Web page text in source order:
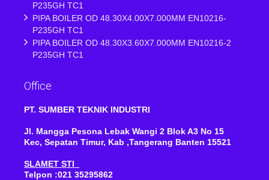
P235GH TC1
PIPA BOILER OD 48.30X4.00X7.000MM EN10216-
P235GH TC1
PIPA BOILER OD 48.30X3.60X7.000MM EN10216-2
P235GH TC1
Office
PT. SUMBER TEKNIK INDUSTRI
Jl. Mangga Pesona Lebak Wangi 2 Blok A3 No 15
Kec, Sepatan Timur, Kab ,Tangerang Banten 15521
SLAMET STI
Telpon :021 35295862